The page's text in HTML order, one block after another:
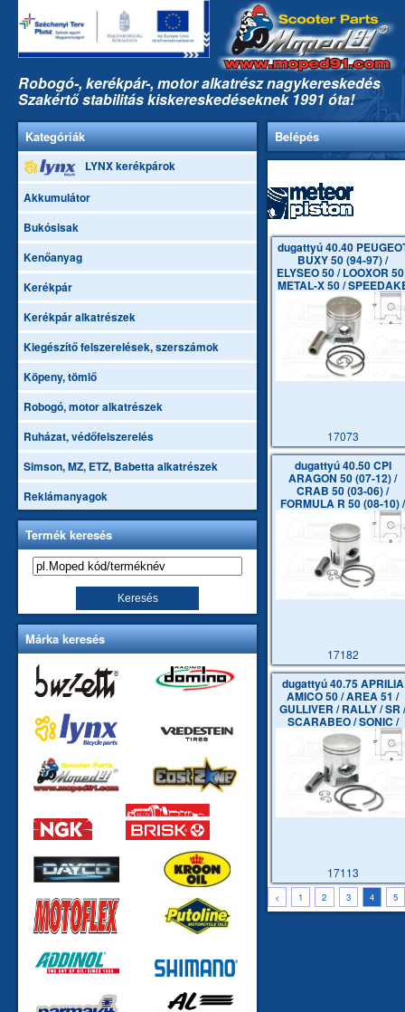
Robogó-, kerékpár-, motor alkatrész nagykereskedés
Szakértő stabilitás kiskereskedéseknek 1991 óta!
Kategóriák
LYNX kerékpárok
Akkumulátor
Bukósisak
Kenőanyag
Kerékpár
Kerékpár alkatrészek
Kiegészítő felszerelések, szerszámok
Köpeny, tömlő
Robogó, motor alkatrészek
Ruházat, védőfelszerelés
Simson, MZ, ETZ, Babetta alkatrészek
Reklámanyagok
Termék keresés
Márka keresés
Belépés
dugattyú 40.40
BUXY 50 (94-97) /
ELYSEO 50 / LOOXOR
METAL-X 50 /
50
17073
dugattyú 40.50 CPI
ARAGON 50 (07-12) /
CRAB 50 (03-06) /
FORMULA R 50 (08-10) /
17182
dugattyú 40.75 APRILIA
AMICO 50 / AREA 51 /
GULLIVER / RALLY / SR /
SCARABEO / SONIC /
BEN
17113
< 1 2 3 4 5